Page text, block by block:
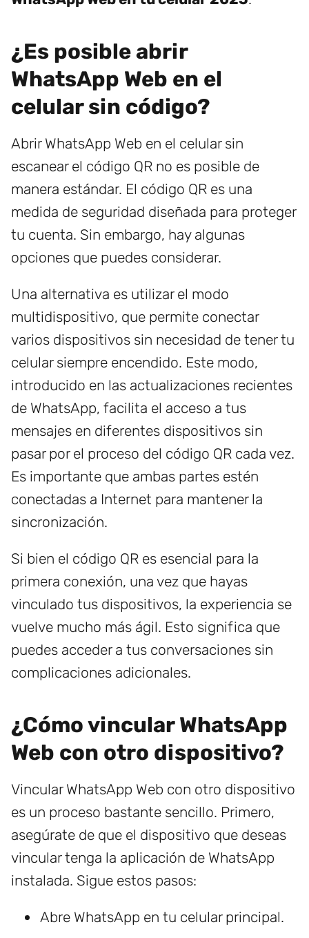
¿Es posible abrir
WhatsApp Web en el
celular sin código?
Abrir WhatsApp Web en el celular sin
escanear el código QR no es posible de
manera estándar. El código QR es una
medida de seguridad diseñada para proteger
tu cuenta. Sin embargo, hay algunas
opciones que puedes considerar.
Una alternativa es utilizar el modo
multidispositivo, que permite conectar
varios dispositivos sin necesidad de tener tu
celular siempre encendido. Este modo,
introducido en las actualizaciones recientes
de WhatsApp, facilita el acceso a tus
mensajes en diferentes dispositivos sin
pasar por el proceso del código QR cada vez.
Es importante que ambas partes estén
conectadas a Internet para mantener la
sincronización.
Si bien el código QR es esencial para la
primera conexión, una vez que hayas
vinculado tus dispositivos, la experiencia se
vuelve mucho más ágil. Esto significa que
puedes acceder a tus conversaciones sin
complicaciones adicionales.
¿Cómo vincular WhatsApp
Web con otro dispositivo?
Vincular WhatsApp Web con otro dispositivo
es un proceso bastante sencillo. Primero,
asegúrate de que el dispositivo que deseas
vincular tenga la aplicación de WhatsApp
instalada. Sigue estos pasos:
Abre WhatsApp en tu celular principal.